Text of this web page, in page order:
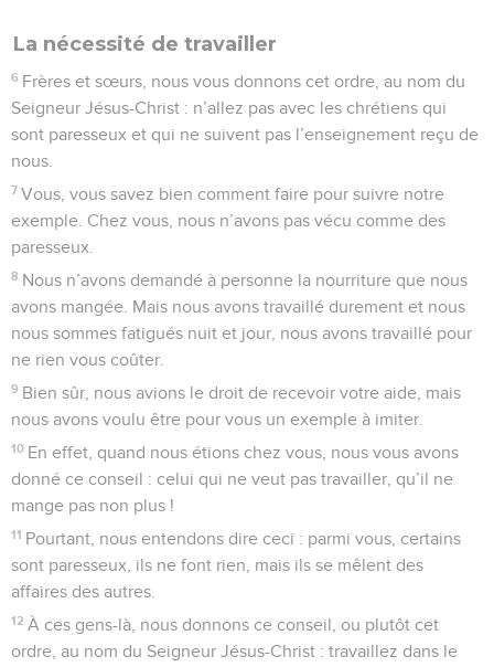
La nécessité de travailler
6 Frères et sœurs, nous vous donnons cet ordre, au nom du
Seigneur Jésus-Christ : n’allez pas avec les chrétiens qui
sont paresseux et qui ne suivent pas l’enseignement reçu de
nous.
7 Vous, vous savez bien comment faire pour suivre notre
exemple. Chez vous, nous n’avons pas vécu comme des
paresseux.
8 Nous n’avons demandé à personne la nourriture que nous
avons mangée. Mais nous avons travaillé durement et nous
nous sommes fatigués nuit et jour, nous avons travaillé pour
ne rien vous coûter.
9 Bien sûr, nous avions le droit de recevoir votre aide, mais
nous avons voulu être pour vous un exemple à imiter.
10 En effet, quand nous étions chez vous, nous vous avons
donné ce conseil : celui qui ne veut pas travailler, qu’il ne
mange pas non plus !
11 Pourtant, nous entendons dire ceci : parmi vous, certains
sont paresseux, ils ne font rien, mais ils se mêlent des
affaires des autres.
12 À ces gens-là, nous donnons ce conseil, ou plutôt cet
ordre, au nom du Seigneur Jésus-Christ : travaillez dans le